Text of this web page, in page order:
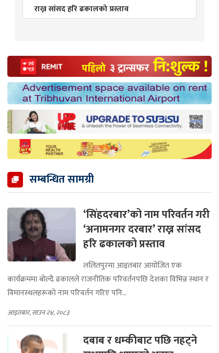
राख्न सांसद हरि ढकालको प्रस्ताव
सम्बन्धित सामग्री
‘सिंहदरबार’को नाम परिवर्तन गरी
‘अनामनगर दरबार’ राख्न सांसद
हरि ढकालको प्रस्ताव
ललितपुरमा आइतबार आयोजित एक
कार्यक्रममा बोल्दै ढकालले राजनीतिक परिवर्तनपछि देशका विभिन्न स्थान र
विमानस्थलहरूको नाम परिवर्तन गरिए पनि...
आइतबार, साउन २४, २०८३
दबाब र धम्कीबाट पछि नहट्ने